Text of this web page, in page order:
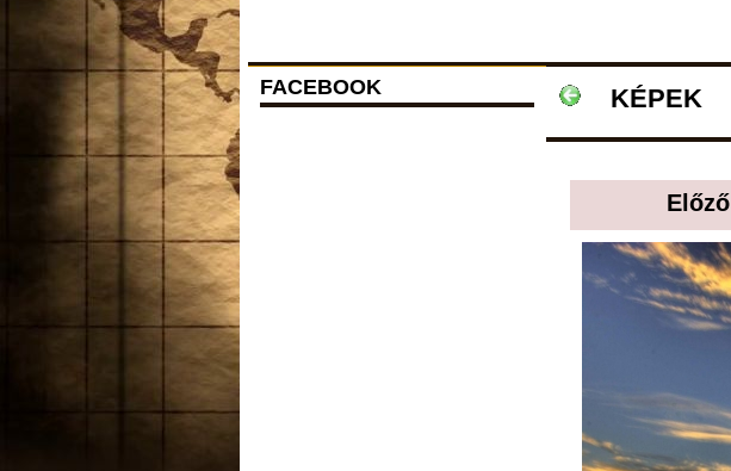
KÉPEK
Előző
FACEBOOK